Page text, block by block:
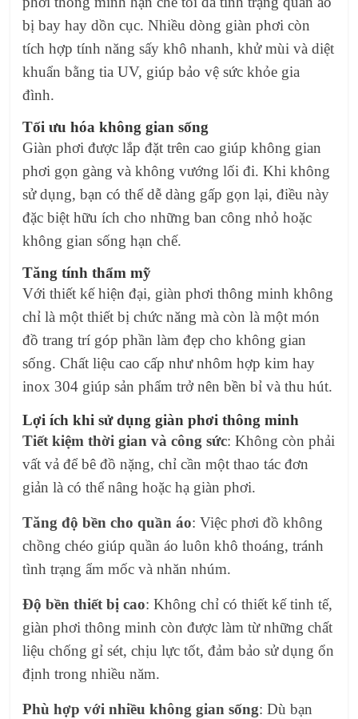
bị bay hay dồn cục. Nhiều dòng giàn phơi còn
tích hợp tính năng sấy khô nhanh, khử mùi và diệt
khuẩn bằng tia UV, giúp bảo vệ sức khỏe gia
đình.
Tối ưu hóa không gian sống
Giàn phơi được lắp đặt trên cao giúp không gian
phơi gọn gàng và không vướng lối đi. Khi không
sử dụng, bạn có thể dễ dàng gấp gọn lại, điều này
đặc biệt hữu ích cho những ban công nhỏ hoặc
không gian sống hạn chế.
Tăng tính thẩm mỹ
Với thiết kế hiện đại, giàn phơi thông minh không
chỉ là một thiết bị chức năng mà còn là một món
đồ trang trí góp phần làm đẹp cho không gian
sống. Chất liệu cao cấp như nhôm hợp kim hay
inox 304 giúp sản phẩm trở nên bền bỉ và thu hút.
Lợi ích khi sử dụng giàn phơi thông minh
Tiết kiệm thời gian và công sức: Không còn phải
vất vả để bê đồ nặng, chỉ cần một thao tác đơn
giản là có thể nâng hoặc hạ giàn phơi.
Tăng độ bền cho quần áo: Việc phơi đồ không
chồng chéo giúp quần áo luôn khô thoáng, tránh
tình trạng ẩm mốc và nhăn nhúm.
Độ bền thiết bị cao: Không chỉ có thiết kế tinh tế,
giàn phơi thông minh còn được làm từ những chất
liệu chống gỉ sét, chịu lực tốt, đảm bảo sử dụng ổn
định trong nhiều năm.
Phù hợp với nhiều không gian sống: Dù bạn